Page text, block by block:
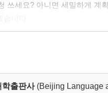
쓰세요? 아니면 세밀하게 계
속에서 생활합니다
싶어요
학출판사 (Beijing Language